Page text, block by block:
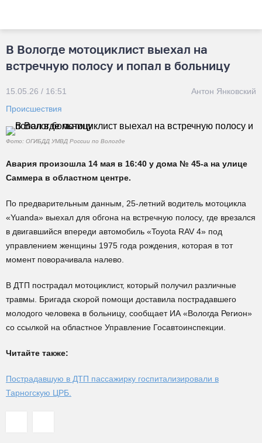
В Вологде мотоциклист выехал на
встречную полосу и попал в больницу
15.05.26 / 16:51
Антон Янковский
Происшествия
Фото: ОГИБДД УМВД России по Вологде
Авария произошла 14 мая в 16:40 у дома № 45-а на улице
Саммера в областном центре.
По предварительным данным, 25-летний водитель мотоцикла
«Yuanda» выехал для обгона на встречную полосу, где врезался
в двигавшийся впереди автомобиль «Toyota RAV 4» под
управлением женщины 1975 года рождения, которая в тот
момент поворачивала налево.
В ДТП пострадал мотоциклист, который получил различные
травмы. Бригада скорой помощи доставила пострадавшего
молодого человека в больницу, сообщает ИА «Вологда Регион»
со ссылкой на областное Управление Госавтоинспекции.
Читайте также:
Пострадавшую в ДТП пассажирку госпитализировали в
Тарногскую ЦРБ.